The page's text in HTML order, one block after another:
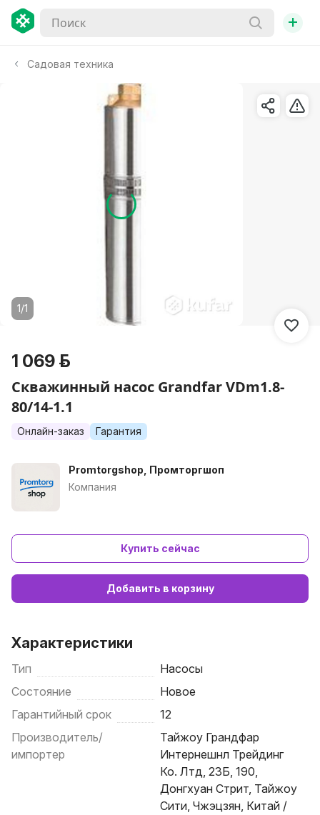
+
Садовая техника
1/1
1 069 р.
Скважинный насос Grandfar VDm1.8-
80/14-1.1
Онлайн-заказ Гарантия
Promtorgshop, Промторгшоп
Компания
Купить сейчас
Добавить в корзину
Характеристики
Тип
Насосы
Состояние
Новое
Гарантийный срок
12
Производитель/
импортер
Тайжоу Грандфар
Интернешнл Трейдинг
Ко. Лтд, 23Б, 190,
Донгхуан Стрит, Тайжоу
Сити, Чжэцзян, Китай /